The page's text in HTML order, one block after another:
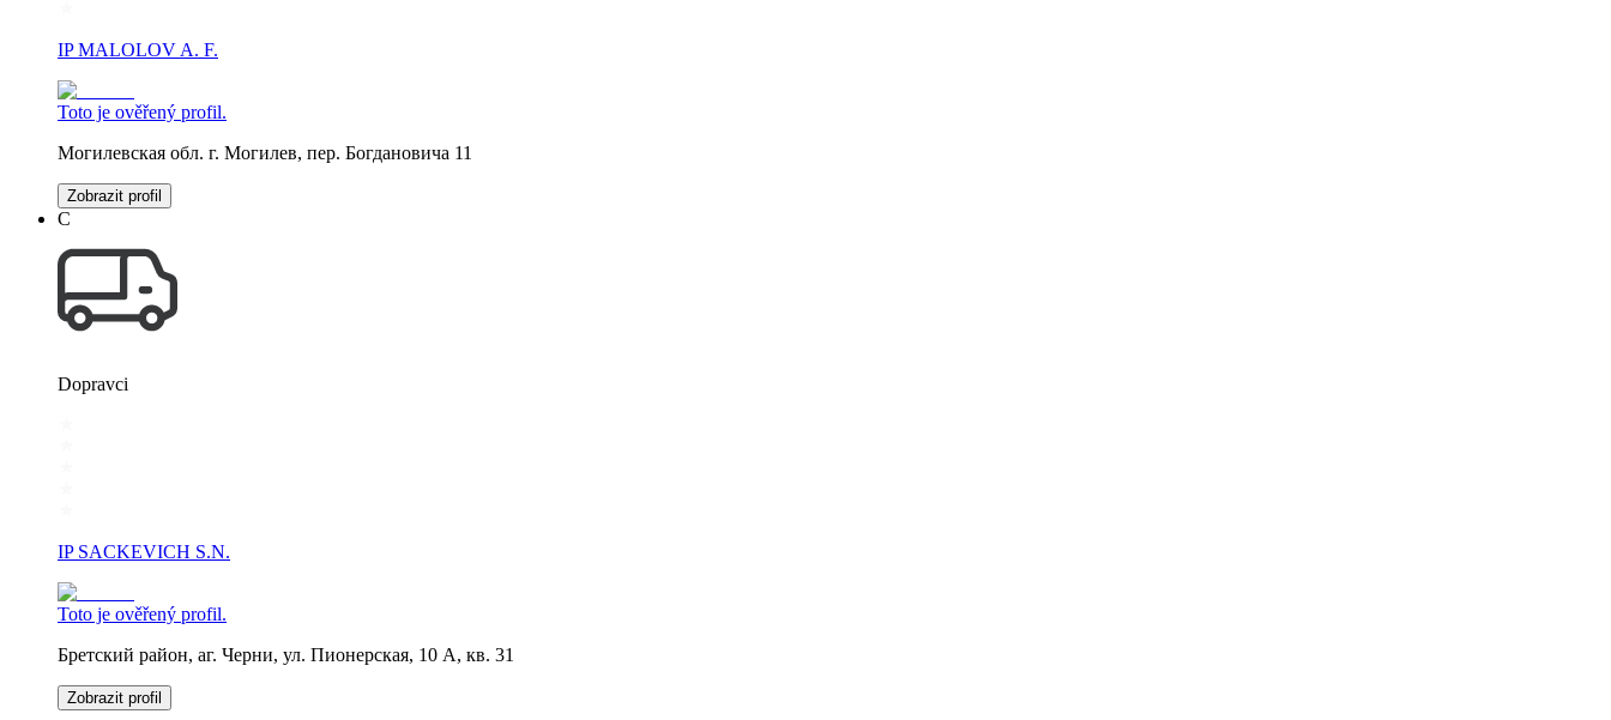
IP MALOLOV A. F.
Toto je ověřený profil.
Могилевская обл. г. Могилев, пер. Богдановича 11
Zobrazit profil
С
Dopravci
IP SACKEVICH S.N.
Toto je ověřený profil.
Бретский район, аг. Черни, ул. Пионерская, 10 А, кв. 31
Zobrazit profil